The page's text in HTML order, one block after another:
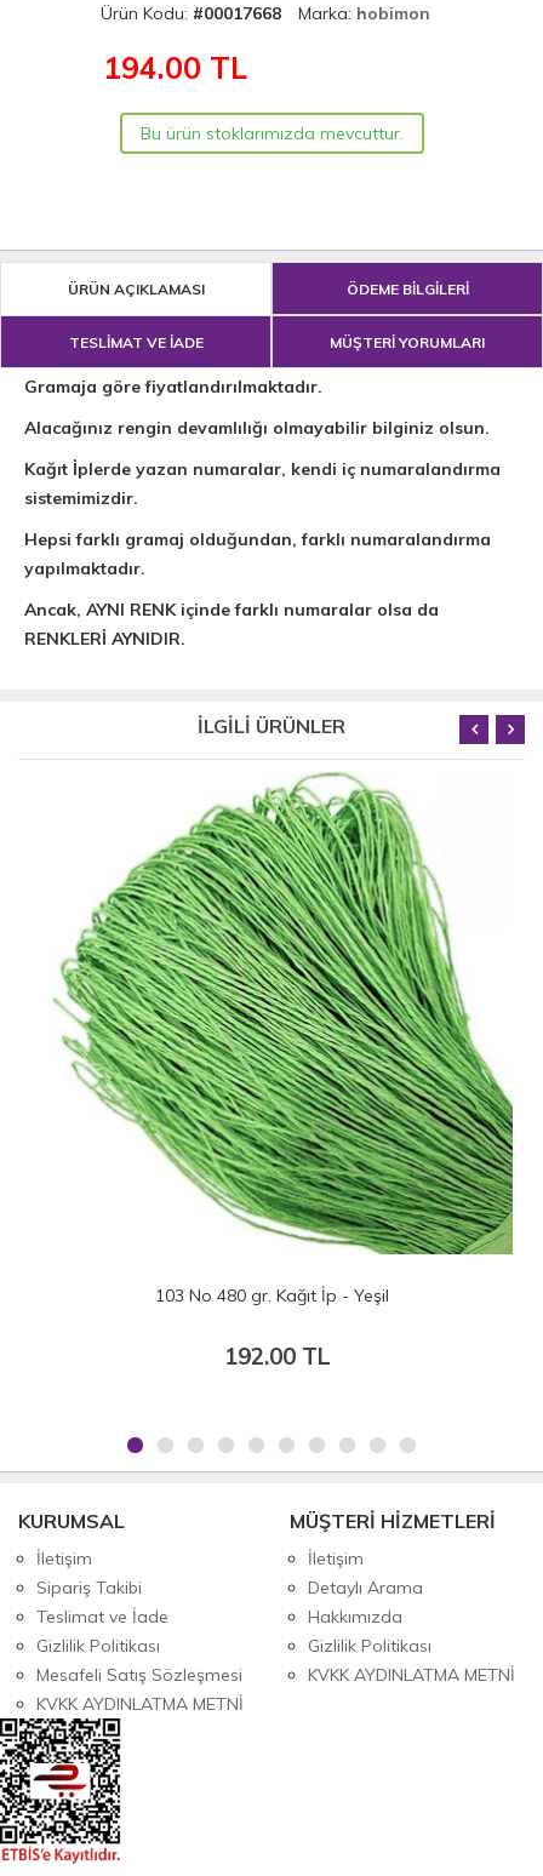
Ürün Kodu: #00017668 Marka: hobimon
194.00 TL
Bu ürün stoklarımızda mevcuttur.
ÜRÜN AÇIKLAMASI ÖDEME BİLGİLERİ
TESLİMAT VE İADE MÜŞTERİ YORUMLARI
Gramaja göre fiyatlandırılmaktadır.
Alacağınız rengin devamlılığı olmayabilir bilginiz olsun.
Kağıt İplerde yazan numaralar, kendi iç numaralandırma
sistemimizdir.
Hepsi farklı gramaj olduğundan, farklı numaralandırma
yapılmaktadır.
Ancak, AYNI RENK içinde farklı numaralar olsa da
RENKLERİ AYNIDIR.
İLGİLİ ÜRÜNLER
103 No 480 gr. Kağıt İp - Yeşil
192.00 TL
KURUMSAL
İletişim
Sipariş Takibi
Teslimat ve İade
Gizlilik Politikası
Mesafeli Satış Sözleşmesi
KVKK AYDINLATMA METNİ
MÜŞTERİ HİZMETLERİ
İletişim
Detaylı Arama
Hakkımızda
Gizlilik Politikası
KVKK AYDINLATMA METNİ